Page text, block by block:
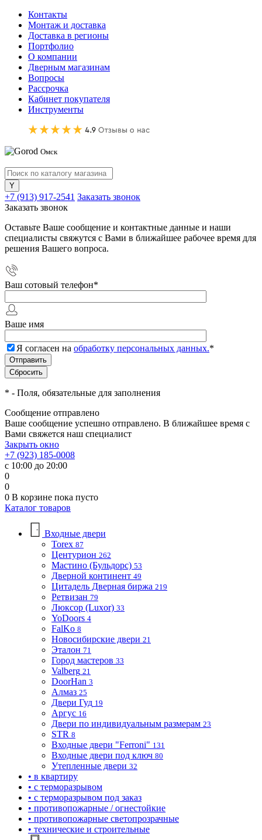
Контакты
Монтаж и доставка
Доставка в регионы
Портфолио
О компании
Дверным магазинам
Вопросы
Рассрочка
Кабинет покупателя
Инструменты
Омск
+7 (913) 917-2541 Заказать звонок
Заказать звонок
Оставьте Ваше сообщение и контактные данные и наши
специалисты свяжутся с Вами в ближайшее рабочее время для
решения Вашего вопроса.
Ваш сотовый телефон*
Ваше имя
Я согласен на обработку персональных данных.*
* - Поля, обязательные для заполнения
Сообщение отправлено
Ваше сообщение успешно отправлено. В ближайшее время с
Вами свяжется наш специалист
Закрыть окно
+7 (923) 185-0008
с 10:00 до 20:00
0
0
0 В корзине пока пусто
Каталог товаров
Входные двери
Torex 87
Центурион 262
Мастино (Бульдорс) 53
Дверной континент 49
Цитадель Дверная биржа 219
Ретвизан 79
Люксор (Luxor) 33
YoDoors 4
FalKo 8
Новосибирские двери 21
Эталон 71
Город мастеров 33
Valberg 21
DoorHan 3
Алмаз 25
Двери Гуд 19
Аргус 16
Двери по индивидуальным размерам 23
STR 8
Входные двери "Ferroni" 131
Входные двери под ключ 80
Утепленные двери 32
• в квартиру
• с терморазрывом
• с терморазрывом под заказ
• противопожарные / огнестойкие
• противопожарные светопрозрачные
• технические и строительные